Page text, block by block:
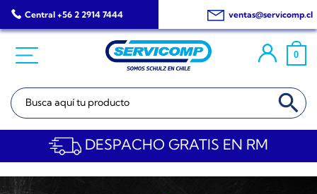
Saltar
al
Central +56 2 2914 7444 ventas@servicomp.cl
0
Buscar: BOTÓN DE
DESPACHO GRATIS EN RM